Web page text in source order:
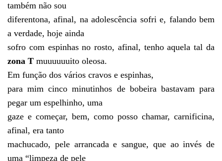
também não sou
diferentona, afinal, na adolescência sofri e, falando bem
a verdade, hoje ainda
sofro com espinhas no rosto, afinal, tenho aquela tal da
zona T muuuuuuito oleosa.
Em função dos vários cravos e espinhas,
para mim cinco minutinhos de bobeira bastavam para
pegar um espelhinho, uma
gaze e começar, bem, como posso chamar, carnificina,
afinal, era tanto
machucado, pele arrancada e sangue, que ao invés de
uma “limpeza de pele